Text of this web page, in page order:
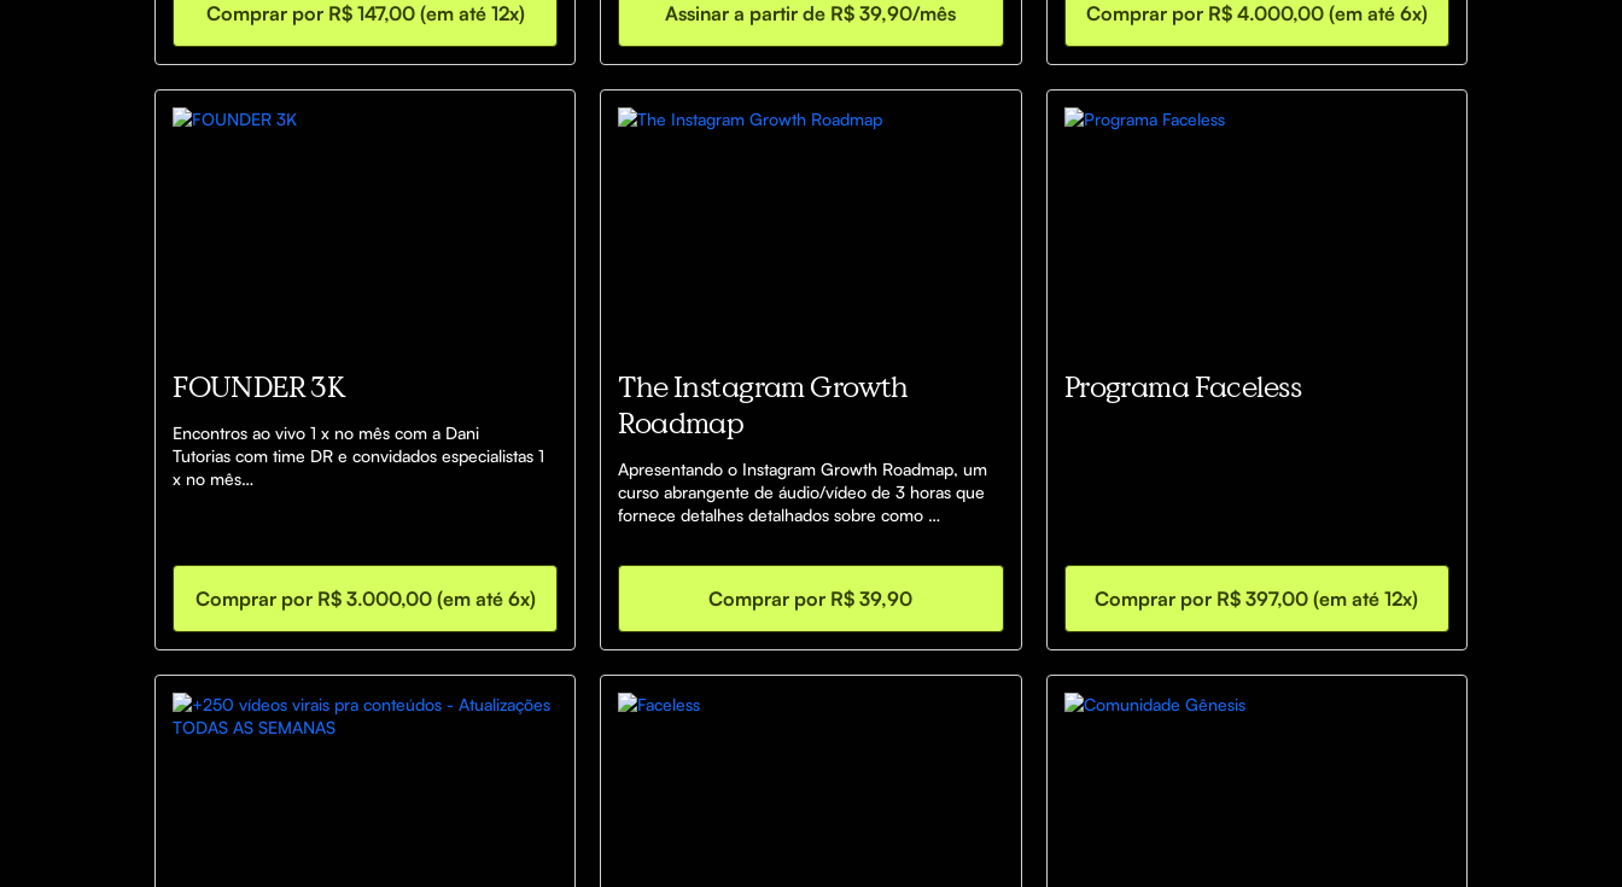
Comprar por R$ 147,00 (em até 12x) Assinar a partir de R$ 39,90/mês
Espaço de networking exclusivo para as
empresarias Founder
Welcome Kit
Comprar por R$ 4.000,00 (em até 6x)
FOUNDER 3K
Encontros ao vivo 1 x no mês com a Dani
Tutorias com time DR e convidados especialistas 1
x no mês
1 Encontro individual de Refinamento com
Danielle Reis
Espaço de networking exclusivo para as
empresarias Founder
Comprar por R$ 3.000,00 (em até 6x)
The Instagram Growth
Roadmap
Apresentando o Instagram Growth Roadmap, um
curso abrangente de áudio/vídeo de 3 horas que
fornece detalhes detalhados sobre como
alcance no Instagram. Todo o curso já está
estrutura de vendas internacionais.
Comprar por R$ 39,90
Programa Faceless
Comprar por R$ 397,00 (em até 12x)